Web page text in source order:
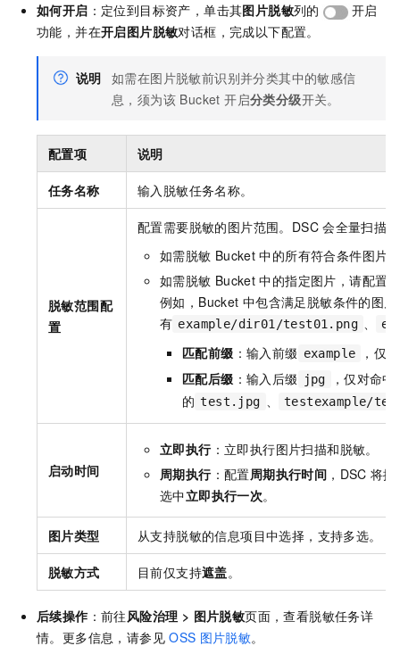
如何开启 ：定位到目标资产，单击其图片脱敏列的
开启
功能，并在开启图片脱敏对话框，完成以下配置。
说明 如需在图片脱敏前识别并分类其中的敏感信
息，须为该 Bucket 开启分类分级开关。
配置项 说明
任务名称 输入脱敏任务名称。
脱敏范围配
置
配置需要脱敏的图片范围。DSC 会全量扫描
如需脱敏 Bucket 中的所有符合条件图片
如需脱敏 Bucket 中的指定图片，请配置
例如，Bucket 中包含满足脱敏条件的图片
有 example/dir01/test01.png 、
匹配前缀 ：输入前缀 example
，仅
匹配后缀 ：输入后缀 jpg
，仅对命中
的 test.jpg 、 testexample/
启动时间
立即执行：立即执行图片扫描和脱敏。
周期执行：配置周期执行时间 ，DSC 将按
选中立即执行一次。
图片类型 从支持脱敏的信息项目中选择，支持多选。
脱敏方式 目前仅支持遮盖。
后续操作 ：前往风险治理 > 图片脱敏页面，查看脱敏任务详
情。更多信息，请参见 OSS 图片脱敏。